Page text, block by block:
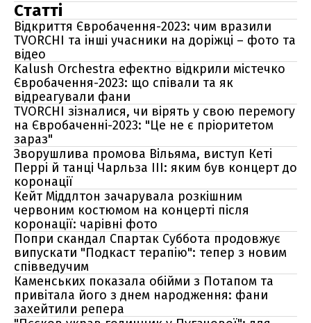
Статті
Відкриття Євробачення-2023: чим вразили
TVORCHI та інші учасники на доріжці – фото та
відео
Kalush Orchestra ефектно відкрили містечко
Євробачення-2023: що співали та як
відреагували фани
TVORCHI зізналися, чи вірять у свою перемогу
на Євробаченні-2023: "Це не є пріоритетом
зараз"
Зворушлива промова Вільяма, виступ Кеті
Перрі й танці Чарльза ІІІ: яким був концерт до
коронації
Кейт Міддлтон зачарувала розкішним
червоним костюмом на концерті після
коронації: чарівні фото
Попри скандал Спартак Суббота продовжує
випускати "Подкаст терапію": тепер з новим
співведучим
Каменських показала обійми з Потапом та
привітала його з днем народження: фани
захейтили репера